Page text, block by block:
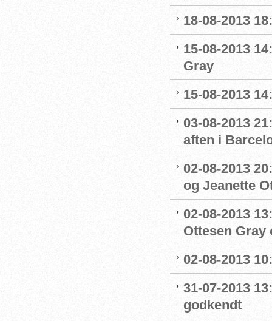
18-08-2013
15-08-2013
Gray
15-08-2013
03-08-2013
aften i
02-08-2013
og Jeanette
02-08-2013
Ottesen Gray
02-08-2013
31-07-2013
godkendt